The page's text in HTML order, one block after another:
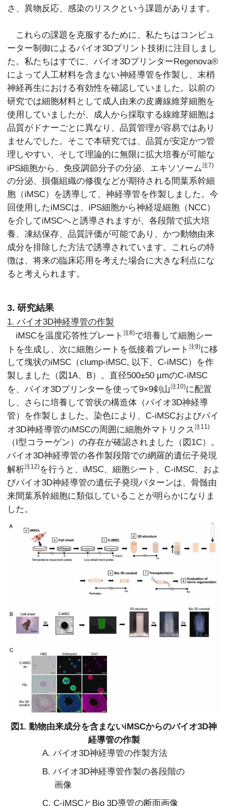
さ、異物反応、感染のリスクという課題があります。
これらの課題を克服するために、私たちはコンピュ
ーター制御によるバイオ3Dプリント技術に注目しまし
た。私たちはすでに、バイオ3DプリンターRegenova®︎
によって人工材料を含まない神経導管を作製し、末梢
神経再生における有効性を確認していました。以前の
研究では細胞材料として成人由来の皮膚線維芽細胞を
使用していましたが、成人から採取する線維芽細胞は
品質がドナーごとに異なり、品質管理が容易ではあり
ませんでした。そこで本研究では、品質が安定かつ管
理しやすい、そして理論的に無限に拡大培養が可能な
iPS細胞から、免疫調節分子の分泌、エキソソーム注7)
の分泌、損傷組織の修復などが期待される間葉系幹細
胞（iMSC）を誘導して、神経導管を作製しました。今
回使用したiMSCは、iPS細胞から神経堤細胞（NCC）
を介してiMSCへと誘導されますが、各段階で拡大培
養、凍結保存、品質評価が可能であり、かつ動物由来
成分を排除した方法で誘導されています。これらの特
徴は、将来の臨床応用を考えた場合に大きな利点にな
ると考えられます。
3. 研究結果
1. バイオ3D神経導管の作製
iMSCを温度応答性プレート注8)で培養して細胞シー
トを生成し、次に細胞シートを低接着プレート注9)に移
して塊状のiMSC（clump-iMSC, 以下、C-iMSC）を作
製しました（図1A、B）。直径500±50 µmのC-iMSC
を、バイオ3Dプリンターを使って9×9剣山注10)に配置
し、さらに培養して管状の構造体（バイオ3D神経導
管）を作製しました。染色により、C-iMSCおよびバイ
オ3D神経導管のiMSCの周囲に細胞外マトリクス注11)
（I型コラーゲン）の存在が確認されました（図1C）。
バイオ3D神経導管の各作製段階での網羅的遺伝子発現
解析注12)を行うと、iMSC、細胞シート、C-iMSC、およ
びバイオ3D神経導管の遺伝子発現パターンは、骨髄由
来間葉系幹細胞に類似していることが明らかになりま
した。
図1. 動物由来成分を含まないiMSCからのバイオ3D神
経導管の作製
A. バイオ3D神経導管の作製方法
B. バイオ3D神経導管作製の各段階の
画像
C. C-iMSCとBio 3D導管の断面画像